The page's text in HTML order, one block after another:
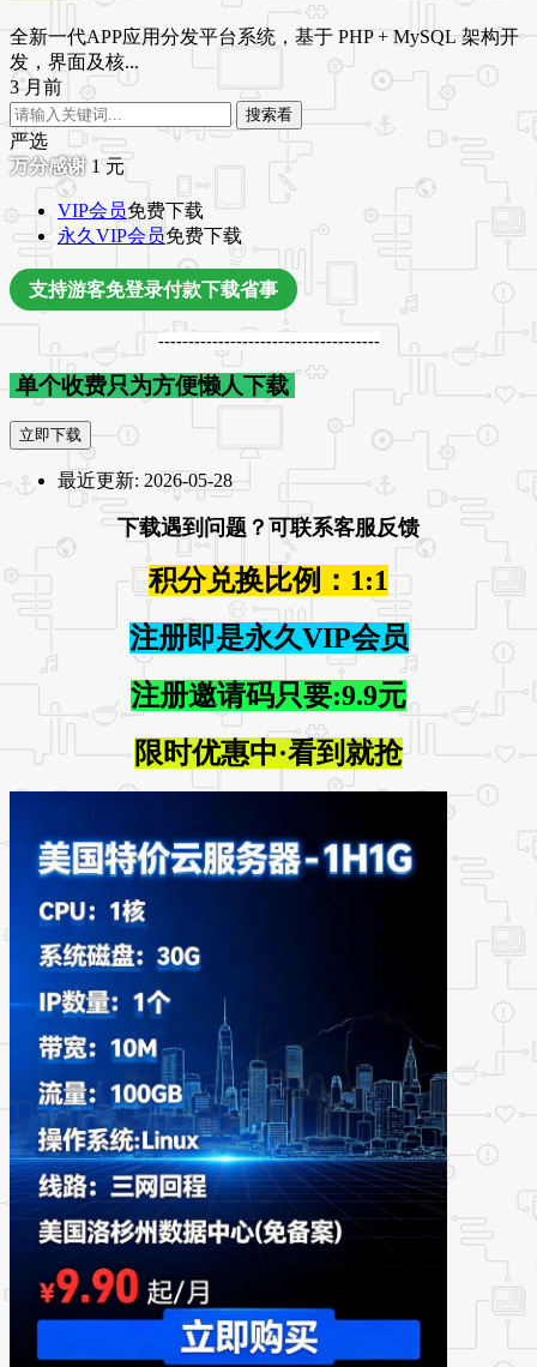
全新一代APP应用分发平台系统，基于 PHP + MySQL 架构开
发，界面及核...
3 月前
搜索看
严选
1 元
VIP会员免费下载
永久VIP会员免费下载
支持游客免登录付款下载省事
-------------------------------------
单个收费只为方便懒人下载
立即下载
最近更新: 2026-05-28
下载遇到问题？可联系客服反馈
积分兑换比例：1:1
注册即是永久VIP会员
注册邀请码只要:9.9元
限时优惠中·看到就抢